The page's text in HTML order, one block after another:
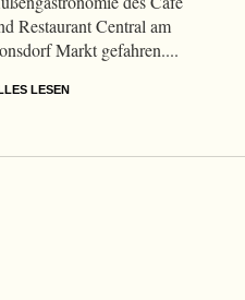
Restaurant Central am
Markt gefahren....
LESEN